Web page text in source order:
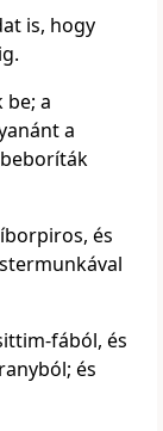
is, hogy
be; a
a
és
fából, és
és